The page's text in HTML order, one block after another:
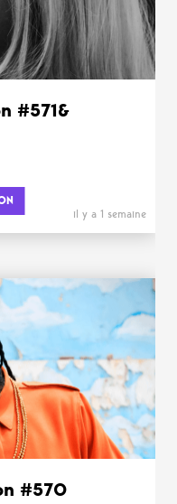
#571&
il y a 1 semaine
#570